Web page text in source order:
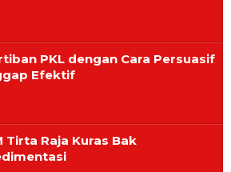
PKL dengan Cara Persuasif
Efektif
Tirta Raja Kuras Bak